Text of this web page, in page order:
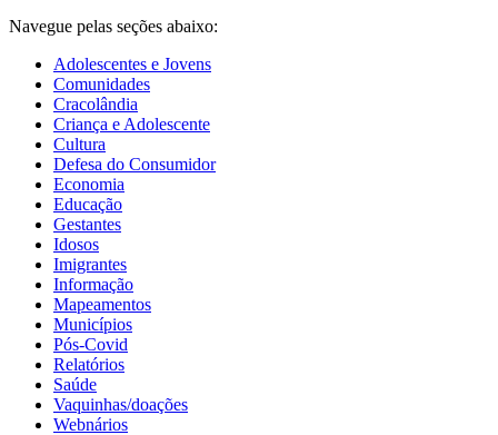
Navegue pelas seções abaixo:
Adolescentes e Jovens
Comunidades
Cracolândia
Criança e Adolescente
Cultura
Defesa do Consumidor
Economia
Educação
Gestantes
Idosos
Imigrantes
Informação
Mapeamentos
Municípios
Pós-Covid
Relatórios
Saúde
Vaquinhas/doações
Webnários